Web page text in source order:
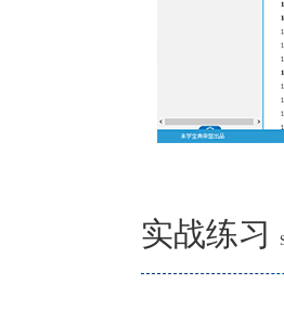
实战练习